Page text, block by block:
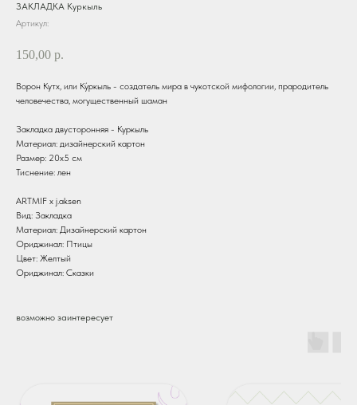
ЗАКЛАДКА Куркыль
Артикул:
150,00 р.
Ворон Кутх, или Ку́ркыль - создатель мира в чукотской мифологии, прародитель
человечества, могущественный шаман
Закладка двусторонняя - Куркыль
Материал: дизайнерский картон
Размер: 20х5 см
Тиснение: лен
ARTMIF х j.aksen
Вид: Закладка
Материал: Дизайнерский картон
Ориджинал: Птицы
Цвет: Желтый
Ориджинал: Сказки
возможно заинтересует